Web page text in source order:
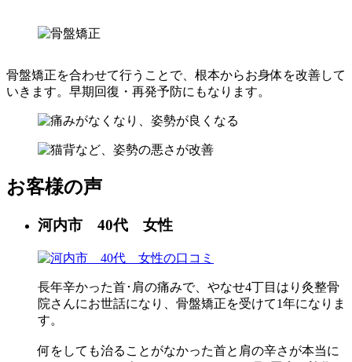
骨盤矯正を合わせて行うことで、根本からお身体を改善して
いきます。早期回復・再発予防にもなります。
お客様の声
河内市 40代 女性
長年辛かった首･肩の痛みで、やなせ4丁目はり灸整骨
院さんにお世話になり、骨盤矯正を受けて1年になりま
す。
何をしても治ることがなかった首と肩の辛さが本当に